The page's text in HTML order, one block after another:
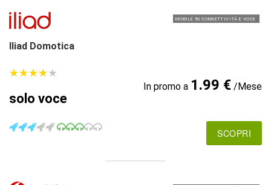
MOBILE 5G CONNETTIVITÀ E VOCE
Iliad Domotica
★★★★★
★★★★★
solo voce
In promo a 1.99 €/Mese
SCOPRI